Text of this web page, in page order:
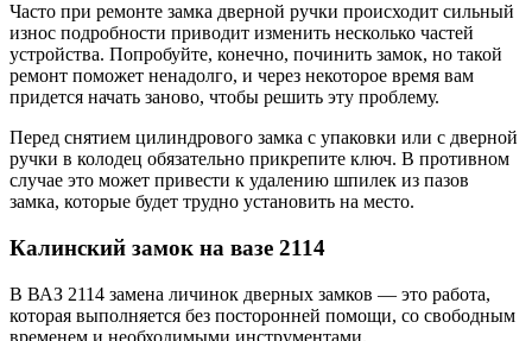
Часто при ремонте замка дверной ручки происходит сильный
износ подробности приводит изменить несколько частей
устройства. Попробуйте, конечно, починить замок, но такой
ремонт поможет ненадолго, и через некоторое время вам
придется начать заново, чтобы решить эту проблему.
Перед снятием цилиндрового замка с упаковки или с дверной
ручки в колодец обязательно прикрепите ключ. В противном
случае это может привести к удалению шпилек из пазов
замка, которые будет трудно установить на место.
Калинский замок на вазе 2114
В ВАЗ 2114 замена личинок дверных замков — это работа,
которая выполняется без посторонней помощи, со свободным
временем и необходимыми инструментами.